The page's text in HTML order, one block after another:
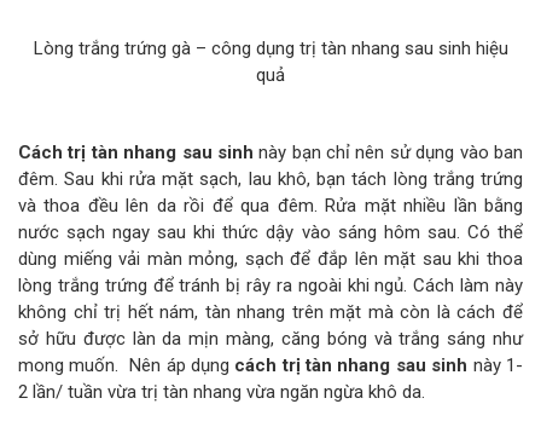
Lòng trắng trứng gà – công dụng trị tàn nhang sau sinh hiệu
quả
Cách trị tàn nhang sau sinh này bạn chỉ nên sử dụng vào ban
đêm. Sau khi rửa mặt sạch, lau khô, bạn tách lòng trắng trứng
và thoa đều lên da rồi để qua đêm. Rửa mặt nhiều lần bằng
nước sạch ngay sau khi thức dậy vào sáng hôm sau. Có thể
dùng miếng vải màn mỏng, sạch để đắp lên mặt sau khi thoa
lòng trắng trứng để tránh bị rây ra ngoài khi ngủ. Cách làm này
không chỉ trị hết nám, tàn nhang trên mặt mà còn là cách để
sở hữu được làn da mịn màng, căng bóng và trắng sáng như
mong muốn. Nên áp dụng cách trị tàn nhang sau sinh này 1-
2 lần/ tuần vừa trị tàn nhang vừa ngăn ngừa khô da.